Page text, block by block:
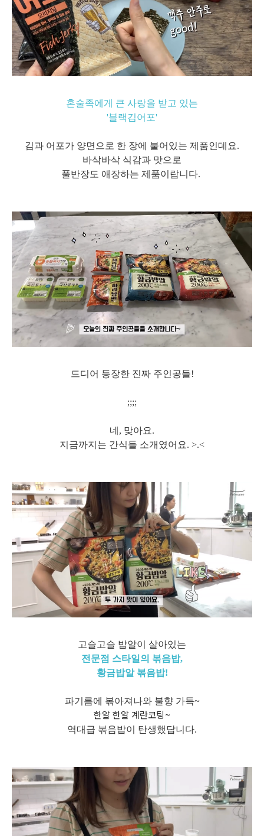
혼술족에게 큰 사랑을 받고 있는
'블랙김어포'
김과 어포가 양면으로 한 장에 붙어있는 제품인데요.
바삭바삭 식감과 맛으로
풀반장도 애장하는 제품이랍니다.
드디어 등장한 진짜 주인공들!
;;;;
네, 맞아요.
지금까지는 간식들 소개였어요. >.<
고슬고슬 밥알이 살아있는
전문점 스타일의 볶음밥,
황금밥알 볶음밥!
파기름에 볶아져나와 불향 가득~
한알 한알 계란코팅~
역대급 볶음밥이 탄생했답니다.